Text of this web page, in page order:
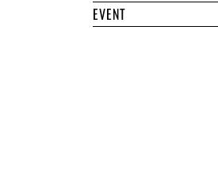
EVENT